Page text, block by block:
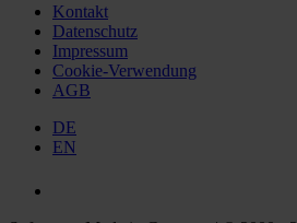
Kontakt
Datenschutz
Impressum
Cookie-Verwendung
AGB
DE
EN